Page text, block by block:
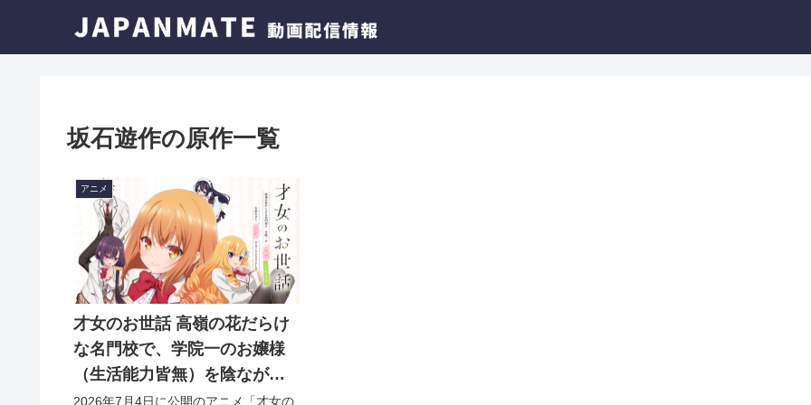
坂石遊作の原作一覧
アニメ
才女のお世話 高嶺の花だらけ
な名門校で、学院一のお嬢様
（生活能力皆無）を陰ながら
お世話することになりました
2026年7月4日に公開のアニメ「才女の